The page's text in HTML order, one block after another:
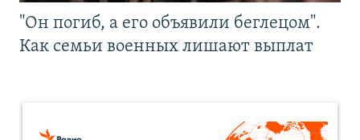
"Он погиб, а его объявили беглецом".
Как семьи военных лишают выплат